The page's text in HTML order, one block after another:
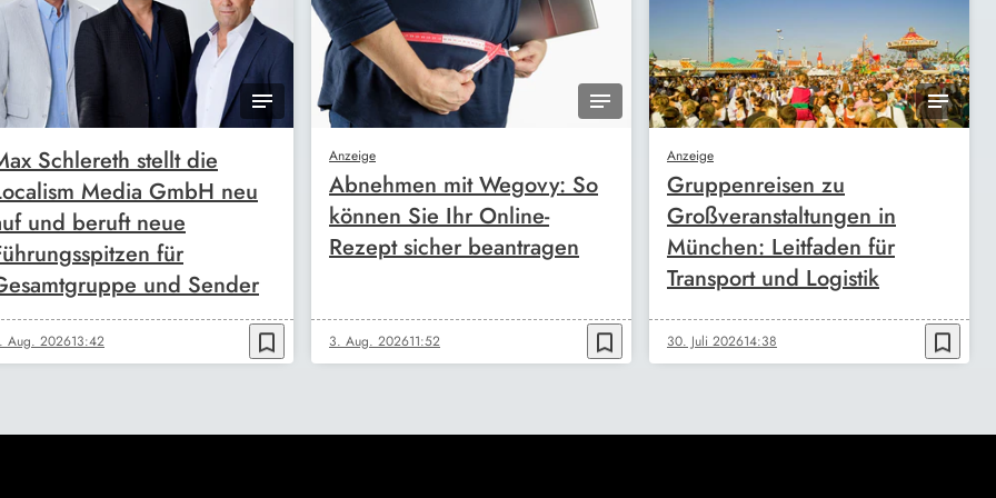
Schlereth stellt die
Media GmbH neu
und beruft neue
für
und Sender
Aug. 202613:42 bookmark_border
Anzeige
Abnehmen mit Wegovy: So
können Sie Ihr Online-
Rezept sicher beantragen
3. Aug. 202611:52 bookmark_border
Anzeige
Gruppenreisen zu
Großveranstaltungen in
München: Leitfaden für
Transport und Logistik
30. Juli 202614:38 bookmark_border